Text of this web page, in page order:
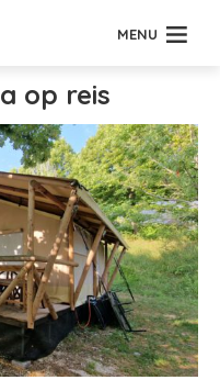
MENU
op reis